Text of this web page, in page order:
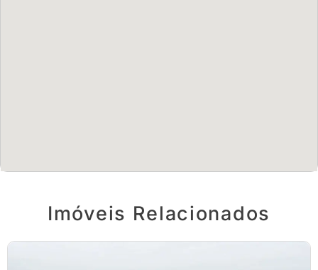
Imóveis Relacionados